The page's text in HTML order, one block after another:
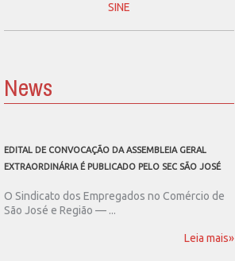
SINE
News
EDITAL DE CONVOCAÇÃO DA ASSEMBLEIA GERAL
EXTRAORDINÁRIA É PUBLICADO PELO SEC SÃO JOSÉ
O Sindicato dos Empregados no Comércio de
São José e Região — ...
Leia mais»